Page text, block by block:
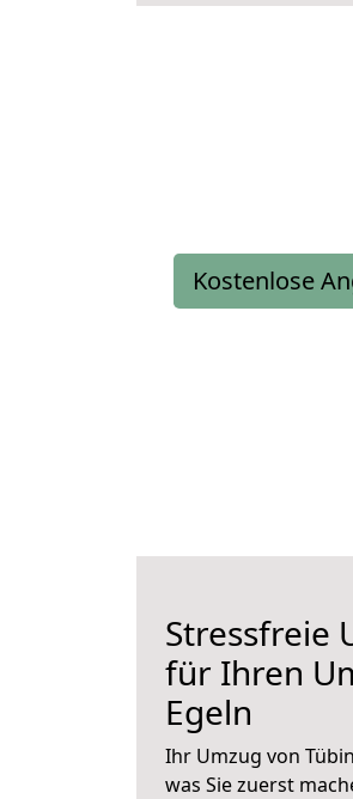
Kostenlose
Stressfreie
für Ihren
Egeln
Ihr Umzug von
was Sie zuerst